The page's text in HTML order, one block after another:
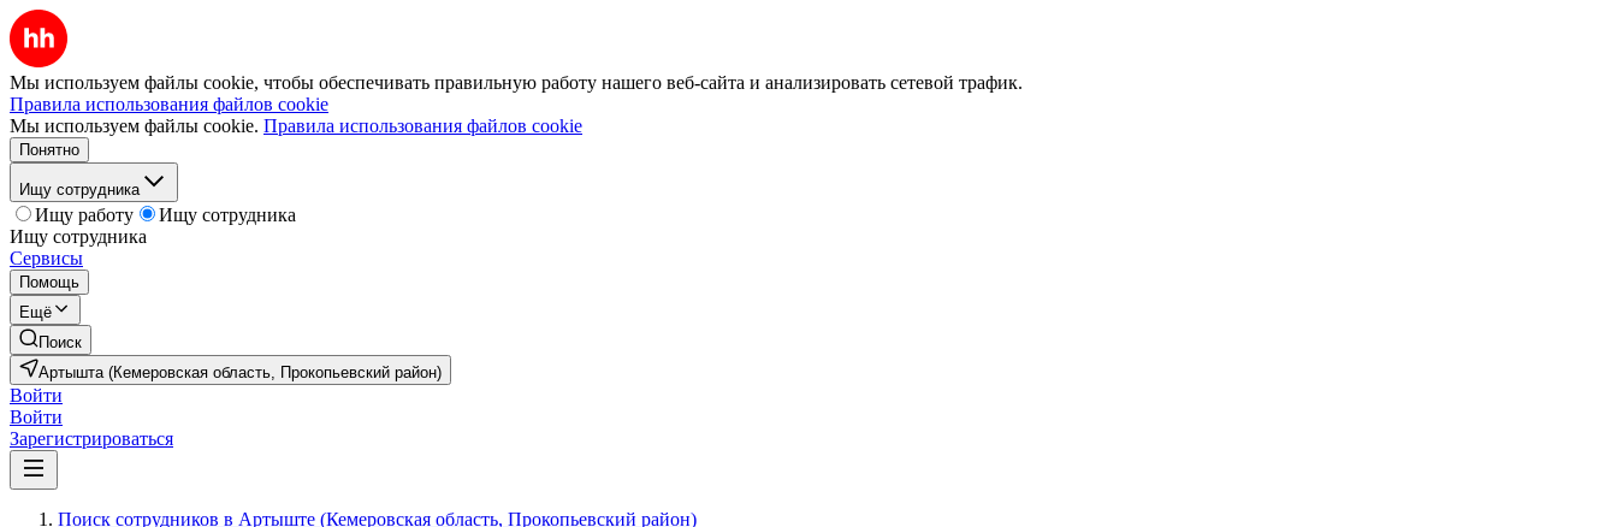
Мы используем файлы cookie, чтобы обеспечивать правильную работу нашего веб-сайта и анализировать сетевой трафик.
Правила использования файлов cookie
Мы используем файлы cookie. Правила использования файлов cookie
Понятно
Ищу сотрудника
Ищу работу
Ищу сотрудника
Ищу сотрудника
Сервисы
Помощь
Ещё
Поиск
Артышта (Кемеровская область, Прокопьевский район)
Войти
Войти
Зарегистрироваться
Поиск сотрудников в Артыште (Кемеровская область, Прокопьевский район)